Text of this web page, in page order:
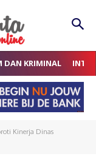
DAN KRIMINAL
Kinerja Dinas